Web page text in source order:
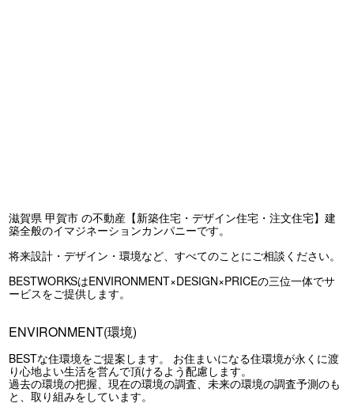
滋賀県 甲賀市 の不動産【新築住宅・デザイン住宅・注文住宅】建
築全般のイマジネーションカンパニーです。
将来設計・デザイン・環境など、すべてのことにご相談ください。
BESTWORKSはENVIRONMENT×DESIGN×PRICEの三位一体でサ
ービスをご提供します。
ENVIRONMENT(環境)
BESTな住環境をご提案します。 お住まいになる住環境が永くに渡
り心地よい生活を営んで頂けるよう配慮します。
過去の環境の把握、現在の環境の調査、未来の環境の調査予測のも
と、取り組みをしています。